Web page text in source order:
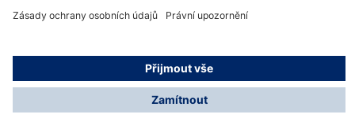
© Dräger Safety s.r.o., 2025
* Všechny ceny bez DPH plus náklady na dopravu a